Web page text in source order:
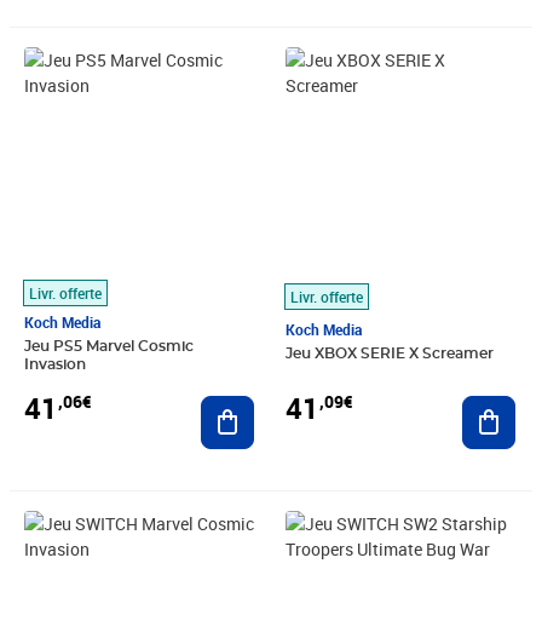
Livr. offerte
Koch Media
Jeu PS5 Marvel Cosmic
Invasion
41 ,06€
Prix 41,06€
Ajouter au panier
Livr. offerte
Koch Media
Jeu XBOX SERIE X Screamer
41 ,09€
Prix 41,09€
Prix 41,45€ Prix 41,46€